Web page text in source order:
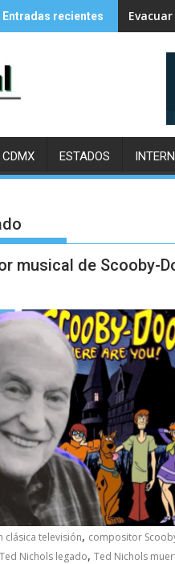
Entradas recientes
CDMX ESTADOS
musical de Scooby-
clásica televisión, compositor
Ted Nichols legado, Ted Nichols